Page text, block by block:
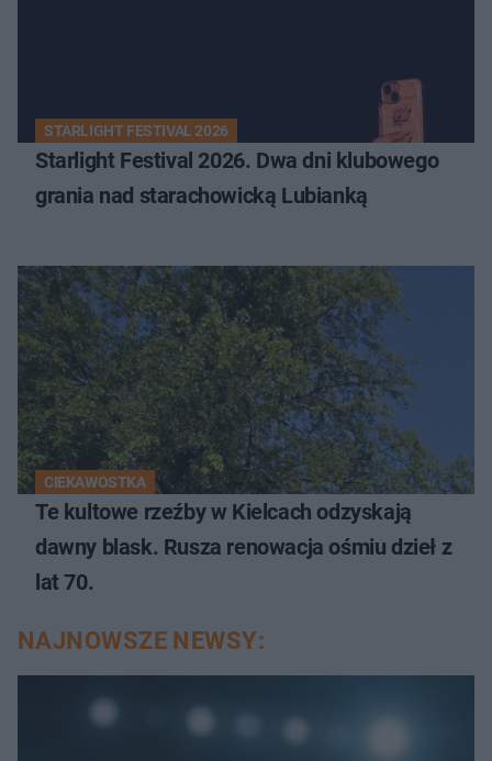
STARLIGHT FESTIVAL 2026
Starlight Festival 2026. Dwa dni klubowego
grania nad starachowicką Lubianką
CIEKAWOSTKA
Te kultowe rzeźby w Kielcach odzyskają
dawny blask. Rusza renowacja ośmiu dzieł z
lat 70.
NAJNOWSZE NEWSY: